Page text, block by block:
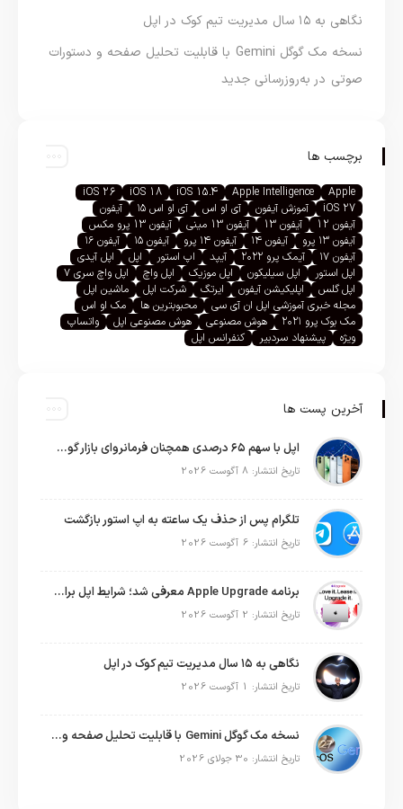
نگاهی به ۱۵ سال مدیریت تیم کوک در اپل
نسخه مک گوگل Gemini با قابلیت تحلیل صفحه و دستورات
صوتی در به‌روزرسانی جدید
برچسب ها
Apple
Apple Intelligence
iOS 15.4
iOS 18
iOS 26
iOS 27
آموزش آیفون آی او اس آی او اس ۱۵
آیفون
آیفون 12
آیفون 13 آیفون 13 مینی
آیفون 13 پرو مکس
آیفون ۱۳ پرو
آیفون ۱۴ آیفون ۱۴ پرو آیفون ۱۵
آیفون ۱۶
آیفون ۱۷
آیمک پرو ۲۰۲۲ آیپد اپ استور اپل
اپل آیدی
اپل استور
اپل سیلیکون اپل موزیک اپل واچ
اپل واچ سری ۷
اپل گلس
اپلیکیشن آیفون ایرتگ شرکت اپل
ماشین اپل
مجله خبری آموزشی اپل ان آی سی
محبوبترین ها
مک او اس
مک بوک پرو ۲۰۲۱
هوش مصنوعی هوش مصنوعی اپل
واتساپ
ویژه
پیشنهاد سردبیر کنفرانس اپل
آخرین پست ها
اپل با سهم ۶۵ درصدی همچنان فرمانروای بازار گوشی‌های پریمیوم جهان است
تاریخ انتشار: 8 آگوست 2026
تلگرام پس از حذف یک ساعته به اپ استور بازگشت
تاریخ انتشار: 6 آگوست 2026
برنامه Apple Upgrade معرفی شد؛ شرایط اپل برای اجاره آیفون، آیپد، مک و اپل واچ
تاریخ انتشار: 2 آگوست 2026
نگاهی به ۱۵ سال مدیریت تیم کوک در اپل
تاریخ انتشار: 1 آگوست 2026
نسخه مک گوگل Gemini با قابلیت تحلیل صفحه و دستورات صوتی در به‌روزرسانی جدید
تاریخ انتشار: 30 جولای 2026